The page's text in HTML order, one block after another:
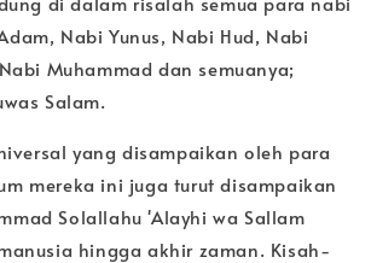
Nabi Yunus, Nabi Hud, Nabi
Muhammad dan semuanya;
Salam.
yang disampaikan oleh para
mereka ini juga turut disampaikan
Solallahu 'Alayhi wa Sallam
hingga akhir zaman. Kisah-